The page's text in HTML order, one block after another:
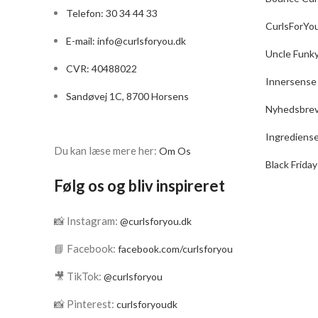
får
Telefon: 30 34 44 33
E-mail: info@curlsforyou.dk
CVR: 40488022
Sandøvej 1C, 8700 Horsens
Du kan læse mere her: Om Os
Følg os og bliv inspireret
📸 Instagram: @curlsforyou.dk
📘 Facebook: facebook.com/curlsforyou
🎥 TikTok: @curlsforyou
📸 Pinterest: curlsforyoudk
Uncle
Innersense
Black Friday